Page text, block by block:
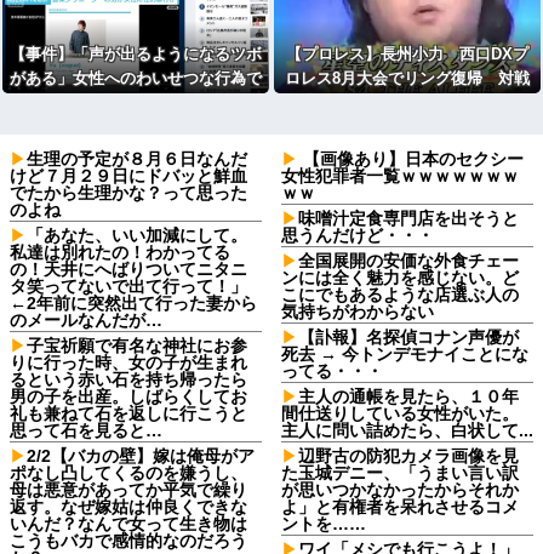
【事件】「声が出るようになるツボ
がある」女性へのわいせつな行為で
【プロレス】長州小力 西口DXプ
ロレス8月大会でリング復帰 対戦
生理の予定が８月６日なんだ
けど７月２９日にドバッと鮮血
でたから生理かな？って思った
のよね
「あなた、いい加減にして。
私達は別れたの！わかってる
の！天井にへばりついてニタニ
タ笑ってないで出て行って！」
←2年前に突然出て行った妻から
のメールなんだが…
子宝祈願で有名な神社にお参
りに行った時、女の子が生まれ
るという赤い石を持ち帰ったら
男の子を出産。しばらくしてお
礼も兼ねて石を返しに行こうと
思って石を見ると…
2/2【バカの壁】嫁は俺母がア
ポなし凸してくるのを嫌うし、
母は悪意があってか平気で繰り
返す。なぜ嫁姑は仲良くできな
いんだ？なんで女って生き物は
こうもバカで感情的なのだろう
【画像あり】日本のセクシー
女性犯罪者一覧ｗｗｗｗｗｗｗ
ｗｗ
味噌汁定食専門店を出そうと
思うんだけど・・・
全国展開の安価な外食チェー
ンには全く魅力を感じない。ど
こにでもあるような店選ぶ人の
気持ちがわからない
【訃報】名探偵コナン声優が
死去 → 今トンデモナイことにな
ってる・・・
主人の通帳を見たら、１０年
間仕送りしている女性がいた。
主人に問い詰めたら、白状して...
辺野古の防犯カメラ画像を見
た玉城デニー、「うまい言い訳
が思いつかなかったからそれか
よ」と有権者を呆れさせるコメ
ントを……
ワイ「メシでも行こうよ！」